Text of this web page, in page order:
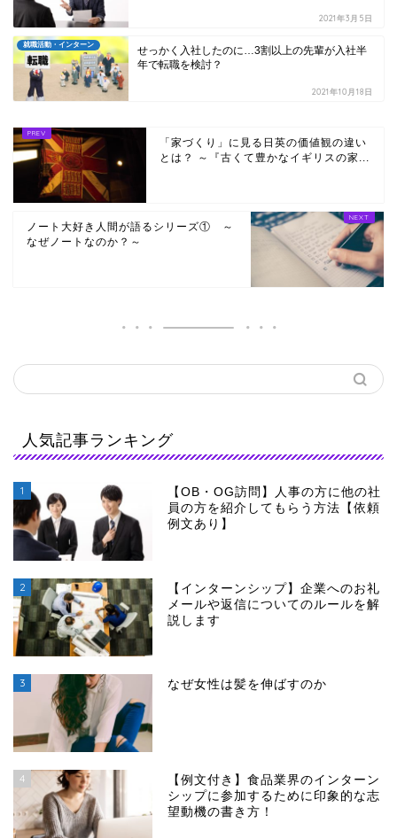
2021年3月5日
就職活動・インターン
せっかく入社したのに…3割以上の先輩が入社半
年で転職を検討？
2021年10月18日
「家づくり」に見る日英の価値観の違い
とは？ ～『古くて豊かなイギリスの家...
ノート大好き人間が語るシリーズ① ～
なぜノートなのか？～
人気記事ランキング
1
【OB・OG訪問】人事の方に他の社
員の方を紹介してもらう方法【依頼
例文あり】
2
【インターンシップ】企業へのお礼
メールや返信についてのルールを解
説します
3 なぜ女性は髪を伸ばすのか
4
【例文付き】食品業界のインターン
シップに参加するために印象的な志
望動機の書き方！